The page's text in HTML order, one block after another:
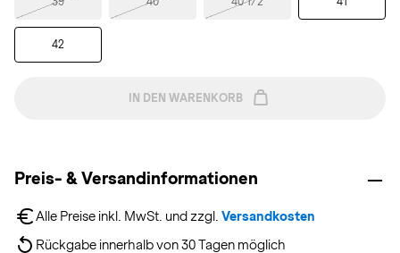
42
IN DEN WARENKORB
Preis- & Versandinformationen
Alle Preise inkl. MwSt. und zzgl. Versandkosten
Rückgabe innerhalb von 30 Tagen möglich